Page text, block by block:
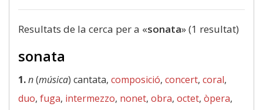
Resultats de la cerca per a «sonata» (1 resultat)
sonata
1.n(música) cantata, composició, concert, coral,
duo, fuga, intermezzo, nonet, obra, octet, òpera,